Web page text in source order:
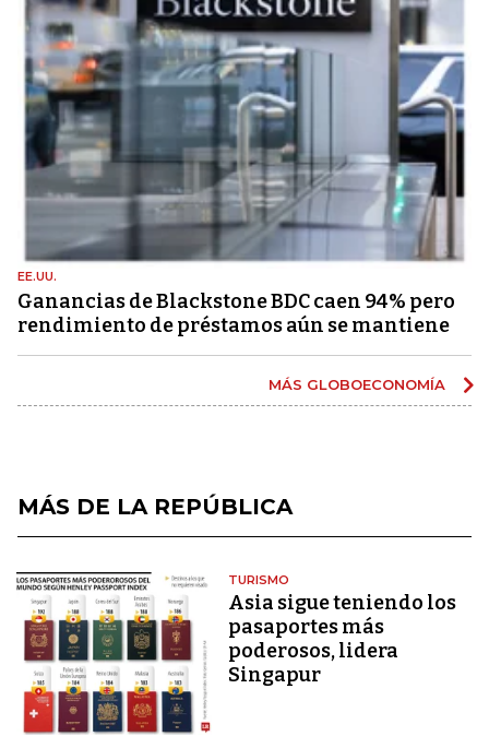
EE.UU.
Ganancias de Blackstone BDC caen 94% pero
rendimiento de préstamos aún se mantiene
MÁS GLOBOECONOMÍA
MÁS DE LA REPÚBLICA
TURISMO
Asia sigue teniendo los
pasaportes más
poderosos, lidera
Singapur